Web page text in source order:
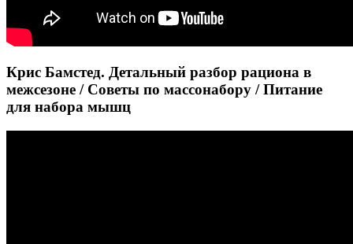
Крис Бамстед. Детальный разбор рациона в
межсезоне / Советы по массонабору / Питание
для набора мышц